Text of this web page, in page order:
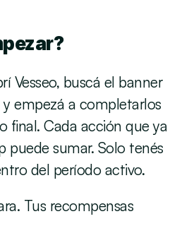
Vesseo, buscá el banner
y empezá a completarlos
final. Cada acción que ya
puede sumar. Solo tenés
del período activo.
Tus recompensas